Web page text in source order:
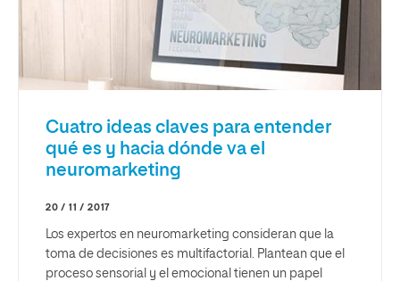
Cuatro ideas claves para entender
qué es y hacia dónde va el
neuromarketing
20 / 11 / 2017
Los expertos en neuromarketing consideran que la
toma de decisiones es multifactorial. Plantean que el
proceso sensorial y el emocional tienen un papel